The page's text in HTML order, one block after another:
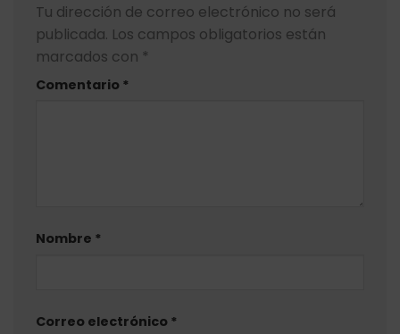
Tu dirección de correo electrónico no será
publicada. Los campos obligatorios están
marcados con *
Comentario *
Nombre *
Correo electrónico *